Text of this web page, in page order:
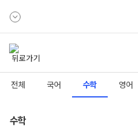
전체 국어 수학 영어
수학